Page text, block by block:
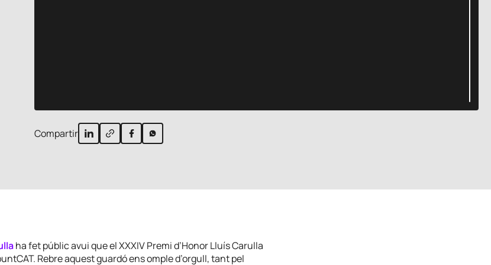
Compartir
ha fet públic avui que el XXXIV Premi d’Honor Lluís Carulla
Rebre aquest guardó ens omple d’orgull, tant pel